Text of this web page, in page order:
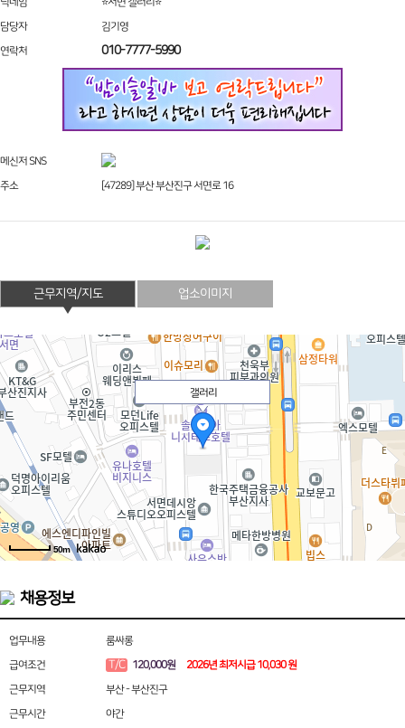
담당자
김기영
연락처
010-7777-5990
메신저 SNS
주소
[47289] 부산 부산진구 서면로 16
근무지역/지도 업소이미지
갤러리
50m
채용정보
업무내용
룸싸롱
급여조건
T/C 120,000원
2026년 최저시급 10,030 원
근무지역
부산 - 부산진구
근무시간
야간